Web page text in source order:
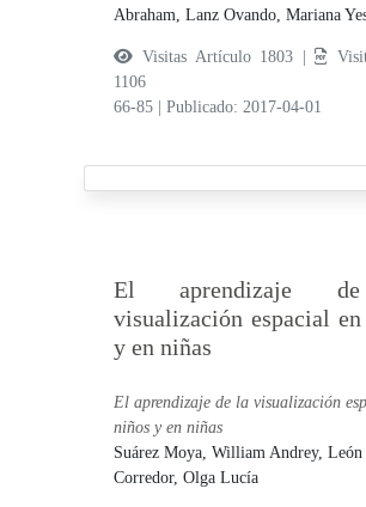
Abraham,Lanz Ovando, Mariana
Visitas Artículo 1803 |
1106
66-85
|Publicado: 2017-04-01
El aprendizaje
visualización espacial
y en niñas
El aprendizaje de la visualización
niños y en niñas
Suárez Moya, William Andrey,León
Corredor, Olga Lucía